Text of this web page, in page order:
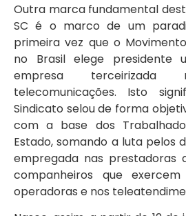
Outra marca fundamental
SC é o marco de um
primeira vez que o
no Brasil elege presidente
empresa
telecomunicações. Isto
Sindicato selou de forma
com a base dos
Estado, somando a luta pelos
empregada nas prestadoras
companheiros que
operadoras e nos